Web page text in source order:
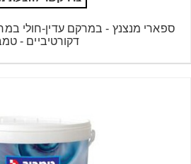
ספארי מנצנץ - במרקם עדין-חולי
דקורטיביים -